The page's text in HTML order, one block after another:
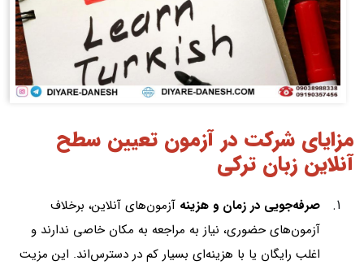
مزایای شرکت در آزمون تعیین سطح
آنلاین زبان ترکی
صرفه‌جویی در زمان و هزینه آزمون‌های آنلاین، برخلاف
آزمون‌های حضوری، نیاز به مراجعه به مکان خاصی ندارند و
اغلب رایگان یا با هزینه‌ای بسیار کم در دسترس‌اند. این مزیت